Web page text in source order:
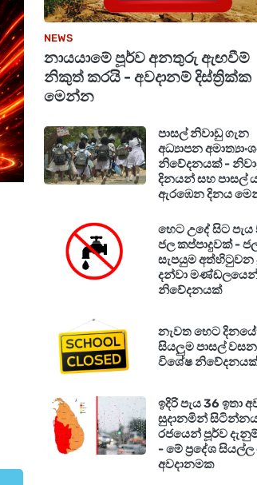
NEWS
නායයාමේ පූර්ව අනතුරු ඇඟවීම්
නිකුත් කරයි - අවදානම් දිස්ත්‍රික්ක
මෙන්න
පාසල් නිවාඩු ගැන
අධ්‍යාපන
නිවේදනයක් -
දිනයන් සහ පාසල්
ඇරඹෙන දිනය
හෙට උදේ සිට පැය
ජල කප්පාදුවක් -
සැපයුම අත්හිටුවන
දන්වා
නිවේදනයක්
නැවත හෙට
සියලුම පාසල්
විශේෂ
ඉදිරි පැය 36 ඉතා
සුදානමින්
රජයෙන් පූර්ව
- මේ ප්‍රදේශ
අවදානමක